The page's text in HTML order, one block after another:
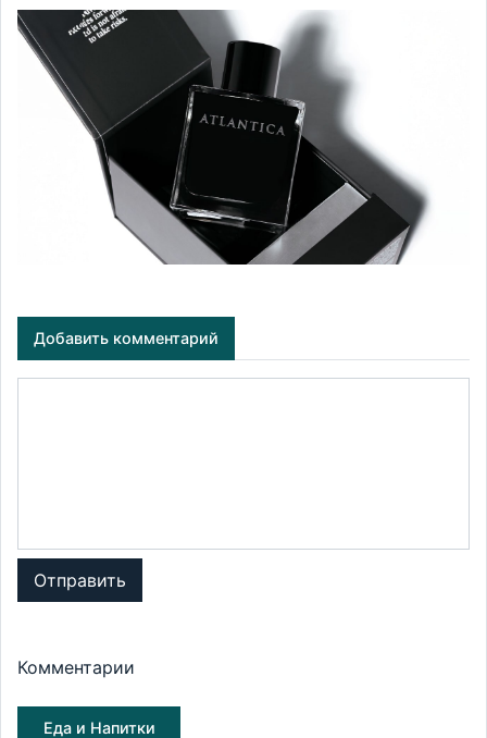
Добавить комментарий
Отправить
Комментарии
Еда и Напитки